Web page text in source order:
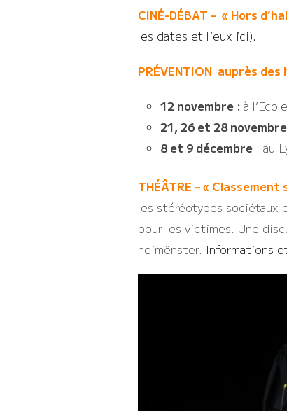
CINÉ-DÉBAT – « Hors
les dates et lieux ici).
PRÉVENTION auprès des
12 novembre : à
21, 26 et 28 novembre
8 et 9 décembre : au
THÉÂTRE – «
les stéréotypes sociétaux
pour les victimes. Une
neimënster. Informations